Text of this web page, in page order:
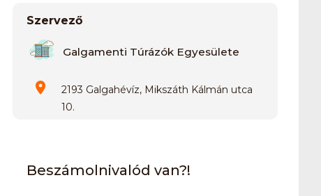
Szervező
Galgamenti Túrázók Egyesülete
2193 Galgahévíz, Mikszáth Kálmán utca
10.
Beszámolnivalód van?!